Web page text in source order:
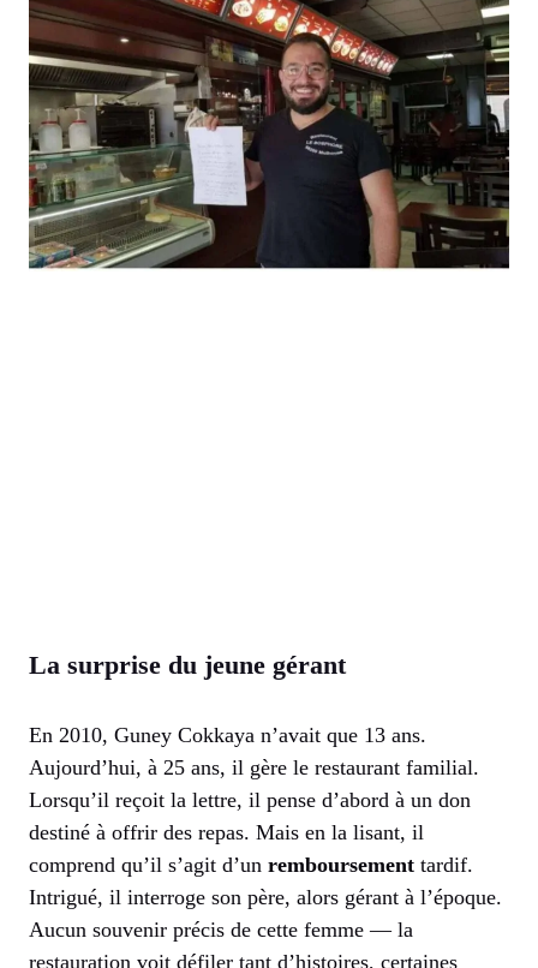
La surprise du jeune gérant
En 2010, Guney Cokkaya n’avait que 13 ans.
Aujourd’hui, à 25 ans, il gère le restaurant familial.
Lorsqu’il reçoit la lettre, il pense d’abord à un don
destiné à offrir des repas. Mais en la lisant, il
comprend qu’il s’agit d’un remboursement tardif.
Intrigué, il interroge son père, alors gérant à l’époque.
Aucun souvenir précis de cette femme — la
restauration voit défiler tant d’histoires, certaines